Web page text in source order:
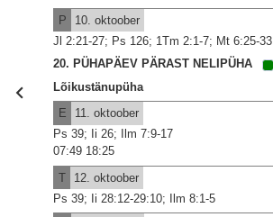
P
10. oktoober
Jl 2:21-27; Ps 126; 1Tm 2:1-7; Mt 6:25-33
20. PÜHAPÄEV PÄRAST NELIPÜHA
Lõikustänupüha
E
11. oktoober
Ps 39; Ii 26; Ilm 7:9-17
07:49 18:25
T
12. oktoober
Ps 39; Ii 28:12-29:10; Ilm 8:1-5